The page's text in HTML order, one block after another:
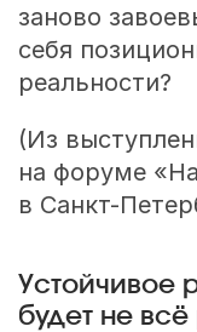
заново
себя
реальности?
(Из
на форуме
в Санкт-
Устойчивое
будет не